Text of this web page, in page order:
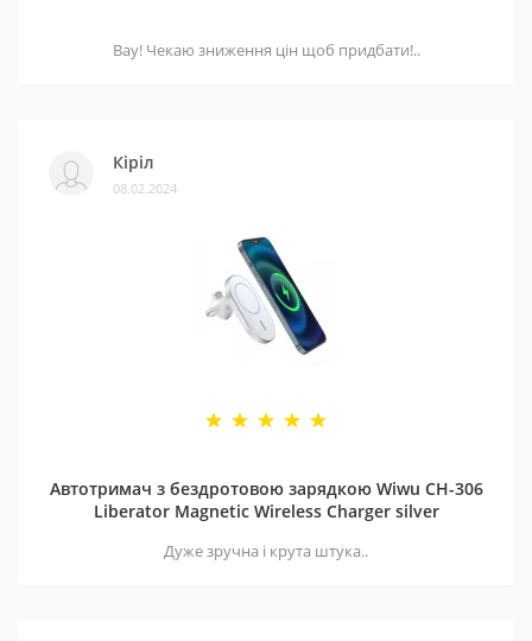
Вау! Чекаю зниження цін щоб придбати!..
Кіріл
08.02.2024
Автотримач з бездротовою зарядкою Wiwu CH-306
Liberator Magnetic Wireless Charger silver
Дуже зручна і крута штука..